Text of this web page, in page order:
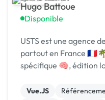
Hugo Battoue
Disponible
USTS est une agence
partout en France
spécifique 🧠, édition
MASQUÉE] 🏆 !
Vue.JS